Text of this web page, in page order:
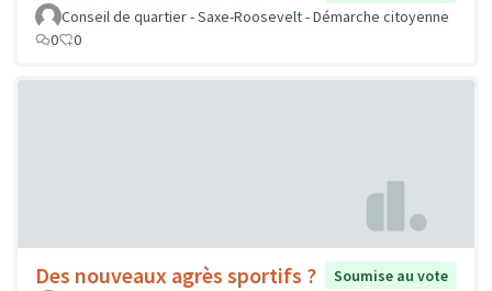
Conseil de quartier - Saxe-Roosevelt - Démarche citoyenne
0
0
Des nouveaux agrès sportifs ?
Soumise au vote